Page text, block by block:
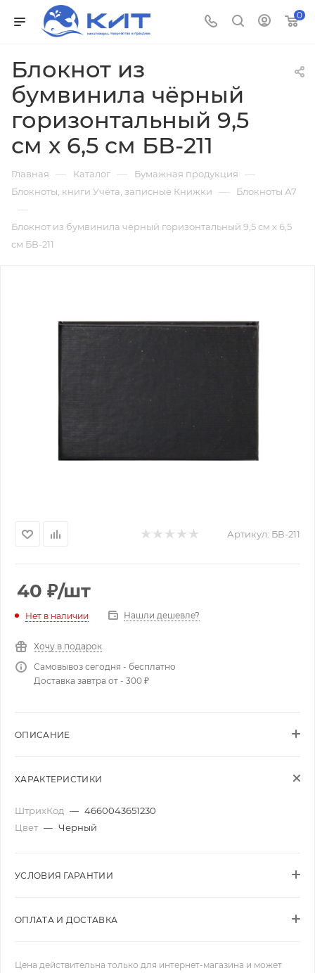
0
Блокнот из
бумвинила чёрный
горизонтальный 9,5
см х 6,5 см БВ-211
Главная — Каталог — Бумажная продукция —
Блокноты, книги Учёта, записные Книжки — Блокноты А7
—
Блокнот из бумвинила чёрный горизонтальный 9,5 см х 6,5
см БВ-211
Артикул: БВ-211
40 ₽/шт
Нет в наличии Нашли дешевле?
Хочу в подарок
Самовывоз сегодня - бесплатно
Доставка завтра от - 300 ₽
ОПИСАНИЕ
ХАРАКТЕРИСТИКИ
ШтрихКод — 4660043651230
Цвет — Черный
УСЛОВИЯ ГАРАНТИИ
ОПЛАТА И ДОСТАВКА
Цена действительна только для интернет-магазина и может